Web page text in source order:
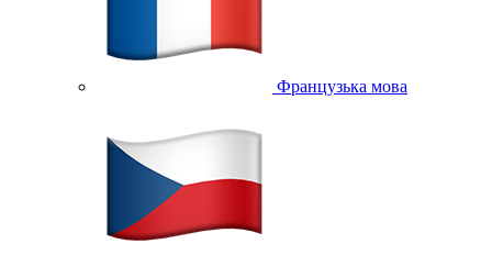
Французька мова